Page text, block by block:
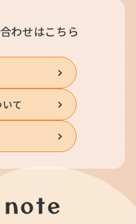
わせはこちら
て